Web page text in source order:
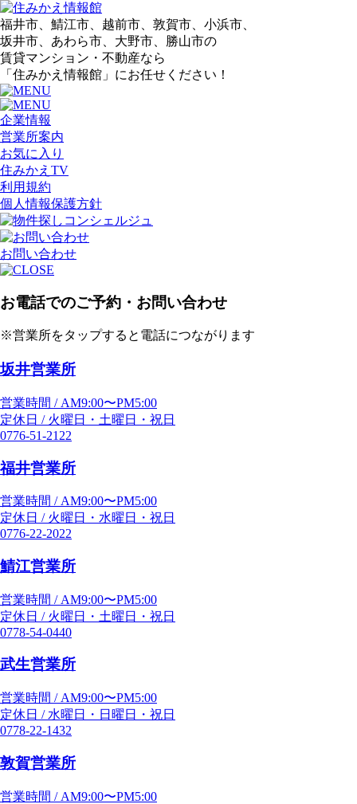
福井市、鯖江市、越前市、敦賀市、小浜市、
坂井市、あわら市、大野市、勝山市の
賃貸マンション・不動産なら
「住みかえ情報館」にお任せください！
企業情報
営業所案内
お気に入り
住みかえTV
利用規約
個人情報保護方針
お問い合わせ
お電話でのご予約・お問い合わせ
※営業所をタップすると電話につながります
坂井営業所
営業時間 / AM9:00〜PM5:00
定休日 / 火曜日・土曜日・祝日
0776-51-2122
福井営業所
営業時間 / AM9:00〜PM5:00
定休日 / 火曜日・水曜日・祝日
0776-22-2022
鯖江営業所
営業時間 / AM9:00〜PM5:00
定休日 / 火曜日・土曜日・祝日
0778-54-0440
武生営業所
営業時間 / AM9:00〜PM5:00
定休日 / 水曜日・日曜日・祝日
0778-22-1432
敦賀営業所
営業時間 / AM9:00〜PM5:00